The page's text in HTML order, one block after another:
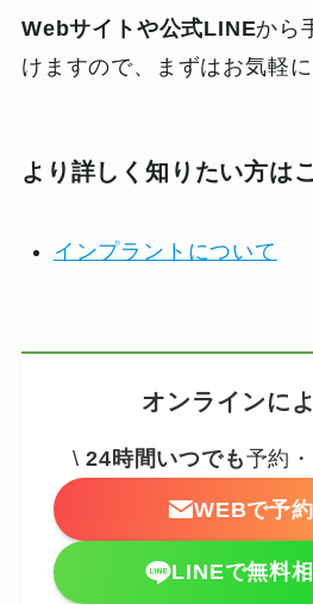
Webサイトや公式LINEから
けますので、まずはお気軽
より詳しく知りたい方は
インプラントについて
オンラインに
\24時間いつでも予約
WEBで予
LINEで無料